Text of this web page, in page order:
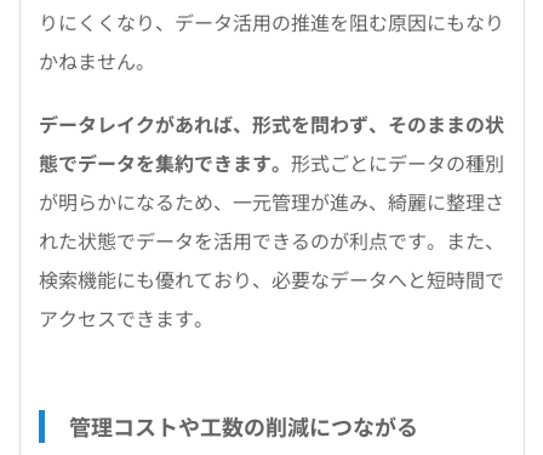
りにくくなり、データ活用の推進を阻む原因にもなり
かねません。
データレイクがあれば、形式を問わず、そのままの状
態でデータを集約できます。 形式ごとにデータの種別
が明らかになるため、一元管理が進み、綺麗に整理さ
れた状態でデータを活用できるのが利点です。また、
検索機能にも優れており、必要なデータへと短時間で
アクセスできます。
管理コストや工数の削減につながる